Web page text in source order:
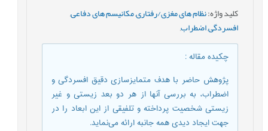
کلید واژه:نظام های مغزی/رفتاری,مکانیسم های دفاعی,
افسردگی,اضطراب,
چکیده مقاله:
پژوهش حاضر با هدف متمایزسازی دقیق افسردگی و
اضطراب، به بررسی آنها از هر دو بعد زیستی و غیر
زیستی شخصیت پرداخته و تلفیقی از این ابعاد را در
جهت ایجاد دیدی همه جانبه ارائه می‌نماید.